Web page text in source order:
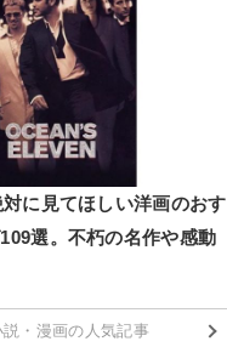
対に見てほしい洋画のおす
選。不朽の名作や感動
・漫画の人気記事